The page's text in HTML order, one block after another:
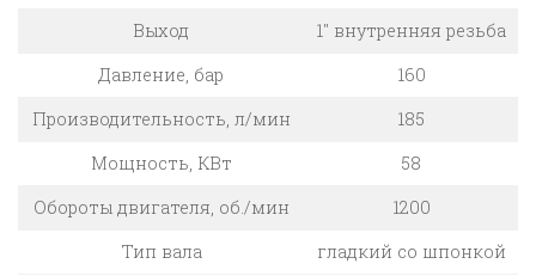
Выход
1″ внутренняя резьба
Давление, бар
160
Производительность, л/мин
185
Мощность, КВт
58
Обороты двигателя, об./мин
1200
Тип вала
гладкий со шпонкой